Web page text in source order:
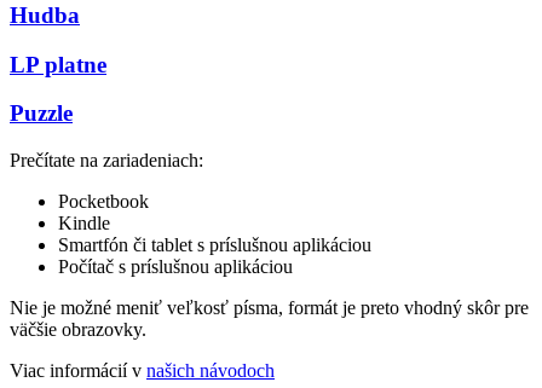
Hudba
LP platne
Puzzle
Prečítate na zariadeniach:
Pocketbook
Kindle
Smartfón či tablet s príslušnou aplikáciou
Počítač s príslušnou aplikáciou
Nie je možné meniť veľkosť písma, formát je preto vhodný skôr pre
väčšie obrazovky.
Viac informácií v našich návodoch